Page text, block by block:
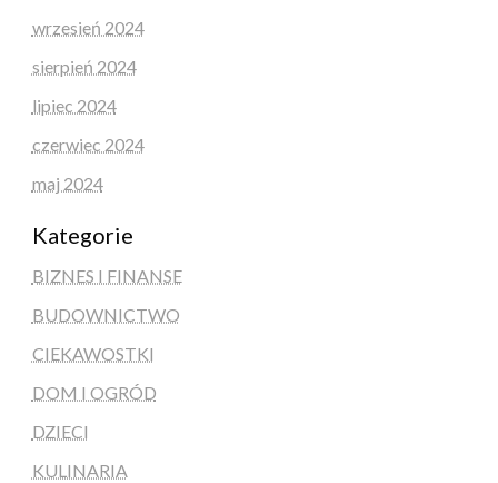
wrzesień 2024
sierpień 2024
lipiec 2024
czerwiec 2024
maj 2024
Kategorie
BIZNES I FINANSE
BUDOWNICTWO
CIEKAWOSTKI
DOM I OGRÓD
DZIECI
KULINARIA